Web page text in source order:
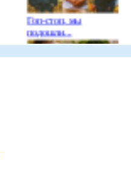
Гоп-стоп, мы
подошли...